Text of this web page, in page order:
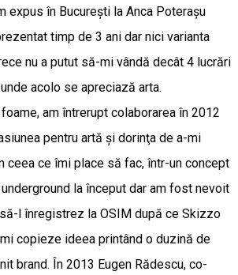
expus în București la Anca Poterașu
timp de 3 ani dar nici varianta
nu a putut să-mi vândă decât 4 lucrări
acolo se apreciază arta.
am întrerupt colaborarea în 2012
pentru artă și dorinţa de a-mi
ceea ce îmi place să fac, într-un concept
la început dar am fost nevoit
l înregistrez la OSIM după ce Skizzo
copieze ideea printând o duzină de
brand. În 2013 Eugen Rădescu, co-